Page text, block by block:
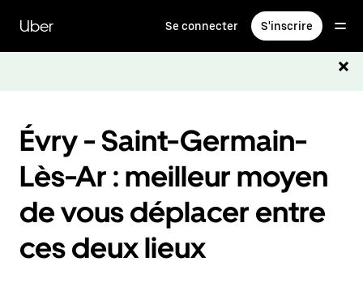
contenu
principal
Uber Se connecter S'inscrire
Évry - Saint-Germain-
Lès-Ar : meilleur moyen
de vous déplacer entre
ces deux lieux